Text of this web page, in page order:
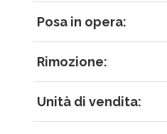
Posa in opera:
Rimozione:
Unità di vendita: